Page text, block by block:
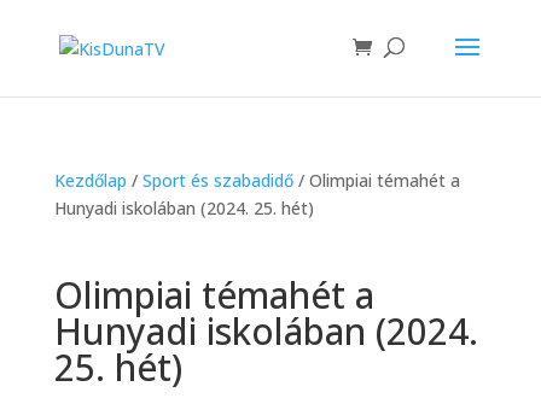
Kezdőlap / Sport és szabadidő/ Olimpiai témahét a
Hunyadi iskolában (2024. 25. hét)
Olimpiai témahét a
Hunyadi iskolában (2024.
25. hét)